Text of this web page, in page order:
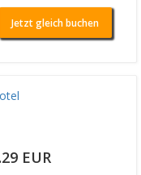
Jetzt gleich buchen
EUR